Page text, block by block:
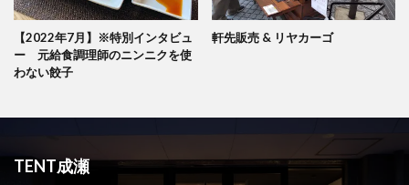
【2022年7月】※特別インタビュ
ー 元給食調理師のニンニクを使
わない餃子
軒先販売 & リヤカーゴ
TENT成瀬